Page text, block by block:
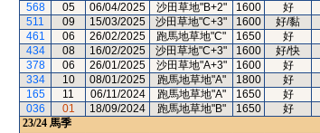
568
05 06/04/2025 沙田草地"B+2" 1600 好
511
09 15/03/2025 沙田草地"C+3" 1600 好/黏
461
06 26/02/2025 跑馬地草地"C" 1650 好
434
08 16/02/2025 沙田草地"C+3" 1600 好/快
378
06 26/01/2025 沙田草地"A+3" 1600 好
334
10 08/01/2025 跑馬地草地"A" 1800 好
165
11 06/11/2024 跑馬地草地"A" 1650 好
036
01 18/09/2024 跑馬地草地"B" 1650 好
23/24 馬季